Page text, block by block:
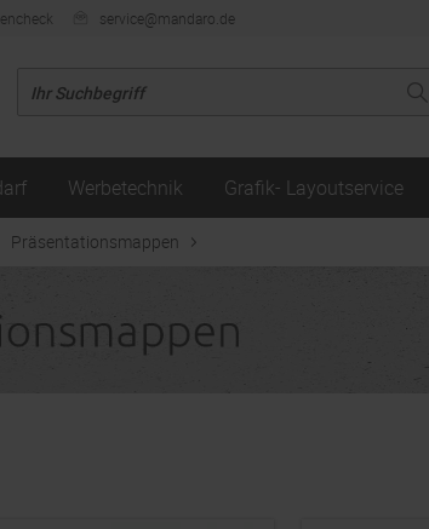
service@mandaro.de
Werbetechnik Grafik- Layoutservice
Präsentationsmappen